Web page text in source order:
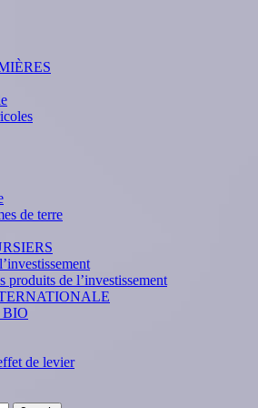
de terre
produits de l’investissement
de levier